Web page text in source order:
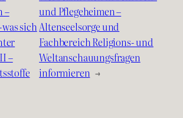
–
sich
–
und Pflegeheimen –
Altenseelsorge und
Fachbereich Religions- und
Weltanschauungsfragen
informieren →